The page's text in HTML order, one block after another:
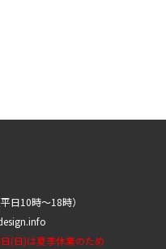
日10時～18時）
(日)は夏季休業のため